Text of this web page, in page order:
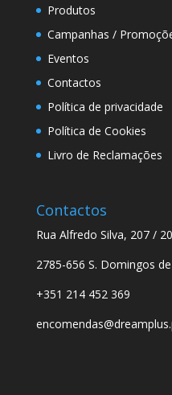
Produtos
Campanhas /
Eventos
Contactos
Política de privacidade
Política de Cookies
Livro de Reclamações
Contactos
Rua Alfredo Silva, 207 /
2785-656 S. Domingos
+351 214 452 369